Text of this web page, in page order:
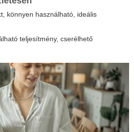
könnyen használható, ideális
teljesítmény, cserélhető